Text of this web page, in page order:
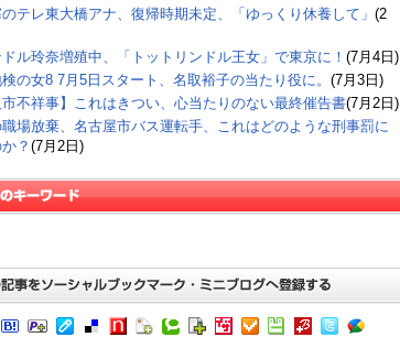
テレ東大橋アナ、復帰時期未定、「ゆっくり休養して」 (2
ドル玲奈増殖中、「トットリンドル王女」で東京に！ (7月4日)
の女8 7月5日スタート、名取裕子の当たり役に。 (7月3日)
市不祥事】これはきつい、心当たりのない最終催告書(7月2日)
場放棄、名古屋市バス運転手、これはどのような刑事罰に
？(7月2日)